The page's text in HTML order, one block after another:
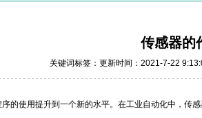
传感器的
关键词标签：更新时间：2021-7-22
的使用提升到一个新的水平。在工业自动化中，传